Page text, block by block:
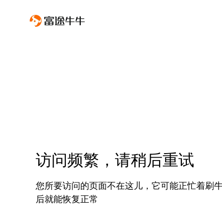
访问频繁，请稍后重试
您所要访问的页面不在这儿，它可能正忙着刷
后就能恢复正常